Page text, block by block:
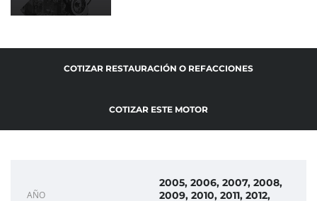
COTIZAR RESTAURACIÓN O REFACCIONES
COTIZAR ESTE MOTOR
AÑO
2005, 2006, 2007, 2008,
2009, 2010, 2011, 2012,